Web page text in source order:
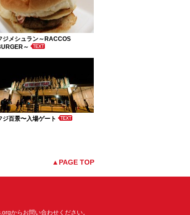
ジメシュラン～RACCOS
～
ジ百景〜入場ゲート
▲PAGE TOP
からお問い合わせください。